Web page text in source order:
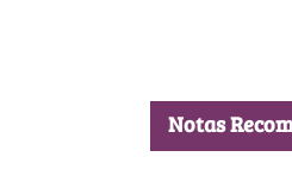
Notas